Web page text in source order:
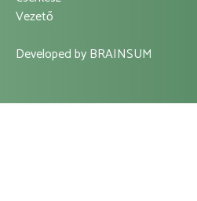
Center
Menu
Vezető
Developed byBRAINSUM